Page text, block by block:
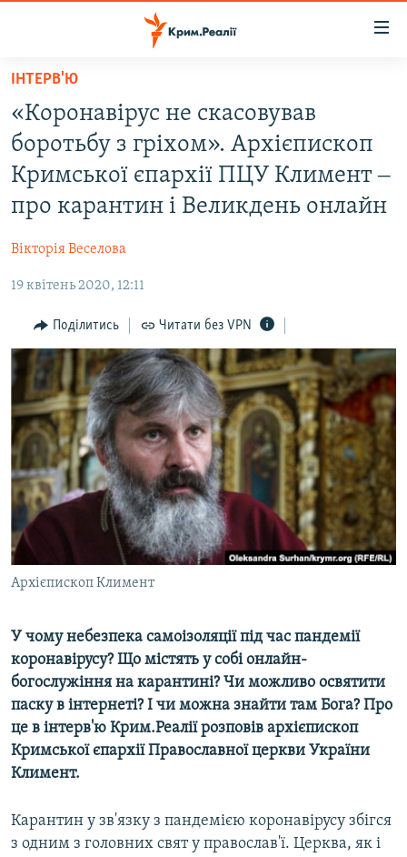
Перейти
основного
матеріалу
Перейти
до
основної
Перейти
до
ВОДА.КРИМ
ВІДЕО ТА ФОТО
ПОГЛЯД
ІНТЕРВ'Ю
ВСЕ ЗА ДЕНЬ
СПЕЦПРОЕКТИ
ДЕПОРТАЦІЯ
ВІДЕОУРОКИ «ELIFBE»
СВІДЧЕННЯ ОКУПАЦІЇ
УКРАЇНСЬКА ПРОБЛЕМА КРИМУ
ІНФОГРАФІКА
ЯК ОБІЙТИ БЛОКУВАННЯ
Русский
Qırımtatar
ДОЛУЧАЙСЯ!
ІНТЕРВ'Ю
«Коронавірус не скасовував
боротьбу з гріхом». Архієпископ
Кримської єпархії ПЦУ Климент ‒
про карантин і Великдень онлайн
Вікторія Веселова
19 квітень 2020, 12:11
Поділитись Читати без VPN
Архієпископ Климент
У чому небезпека самоізоляції під час пандемії
коронавірусу? Що містять у собі онлайн-
богослужіння на карантині? Чи можливо освятити
паску в інтернеті? І чи можна знайти там Бога? Про
це в інтерв'ю Крим.Реалії розповів архієпископ
Кримської єпархії Православної церкви України
Климент.
Карантин у зв'язку з пандемією коронавірусу збігся
з одним з головних свят у православ'ї. Церква, як і